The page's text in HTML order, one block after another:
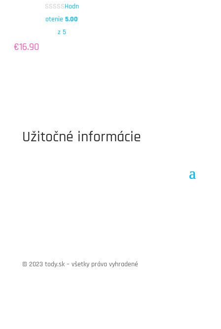
Hodn
otenie5.00
z 5
€16.90
Užitočné informácie
© 2023 tody.sk – všetky práva vyhradené